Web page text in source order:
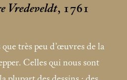
Vredeveldt, 1761
très peu d’œuvres de la
Celles qui nous sont